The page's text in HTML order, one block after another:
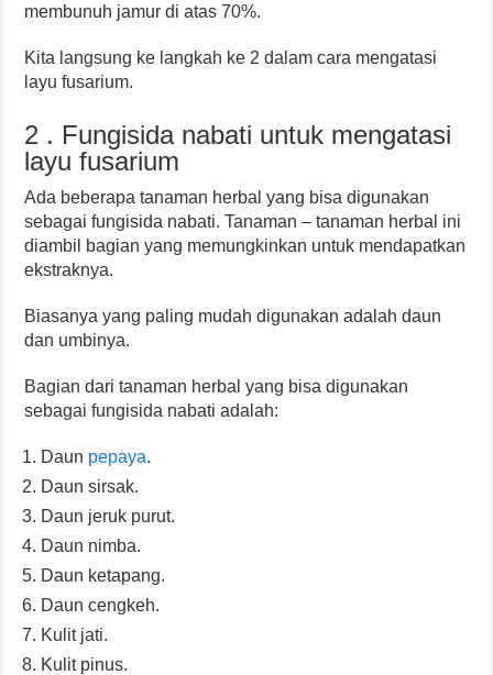
membunuh jamur di atas 70%.
Kita langsung ke langkah ke 2 dalam cara mengatasi
layu fusarium.
2 . Fungisida nabati untuk mengatasi
layu fusarium
Ada beberapa tanaman herbal yang bisa digunakan
sebagai fungisida nabati. Tanaman – tanaman herbal ini
diambil bagian yang memungkinkan untuk mendapatkan
ekstraknya.
Biasanya yang paling mudah digunakan adalah daun
dan umbinya.
Bagian dari tanaman herbal yang bisa digunakan
sebagai fungisida nabati adalah:
Daun pepaya.
Daun sirsak.
Daun jeruk purut.
Daun nimba.
Daun ketapang.
Daun cengkeh.
Kulit jati.
Kulit pinus.